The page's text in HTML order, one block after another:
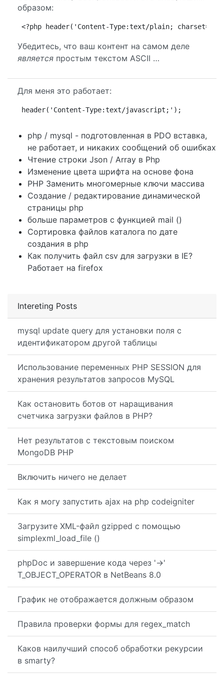
Intereting Posts
mysql update query для установки поля с
идентификатором другой таблицы
Использование переменных PHP SESSION для
хранения результатов запросов MySQL
Как остановить ботов от наращивания
счетчика загрузки файлов в PHP?
Нет результатов с текстовым поиском
MongoDB PHP
Включить ничего не делает
Как я могу запустить ajax на php codeigniter
Загрузите XML-файл gzipped с помощью
simplexml_load_file ()
phpDoc и завершение кода через '->'
T_OBJECT_OPERATOR в NetBeans 8.0
График не отображается должным образом
Правила проверки формы для regex_match
Каков наилучший способ обработки рекурсии
в smarty?
образом:
<?php header('Content-Type:text/plain;
Убедитесь, что ваш контент на самом деле
является простым текстом ASCII …
Для меня это работает:
header('Content-Type:text/javascript;');
php / mysql - подготовленная в PDO вставка,
не работает, и никаких сообщений об ошибках
Чтение строки Json / Array в Php
Изменение цвета шрифта на основе фона
PHP Заменить многомерные ключи массива
Создание / редактирование динамической
страницы php
больше параметров с функцией mail ()
Сортировка файлов каталога по дате
создания в php
Как получить файл csv для загрузки в IE?
Работает на firefox